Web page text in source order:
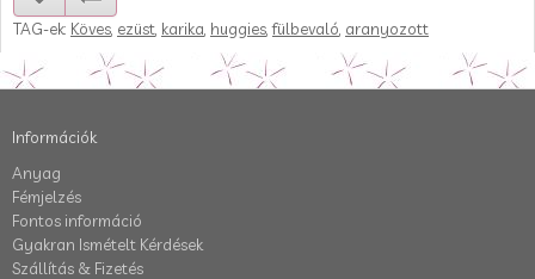
TAG-ek: Köves ezüst karika huggies ,fülbevaló aranyozott
Információk
Anyag
Fémjelzés
Fontos információ
Gyakran Ismételt Kérdések
Szállítás & Fizetés